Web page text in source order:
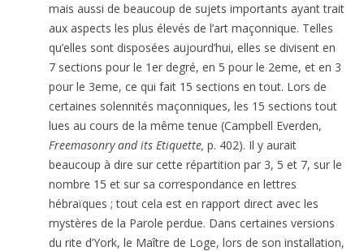
mais aussi de beaucoup de sujets importants ayant trait
aux aspects les plus élevés de l’art maçonnique. Telles
qu’elles sont disposées aujourd’hui, elles se divisent en
7 sections pour le 1er degré, en 5 pour le 2eme, et en 3
pour le 3eme, ce qui fait 15 sections en tout. Lors de
cer­taines solennités maçonniques, les 15 sections tout
lues au cours de la même tenue (Campbell Everden,
Freemasonry and its Etiquette, p. 402). Il y aurait
beaucoup à dire sur cette répartition par 3, 5 et 7, sur le
nombre 15 et sur sa correspondance en lettres
hébraïques ; tout cela est en rapport direct avec les
mystères de la Parole perdue. Dans certaines versions
du rite d’York, le Maître de Loge, lors de son installation,